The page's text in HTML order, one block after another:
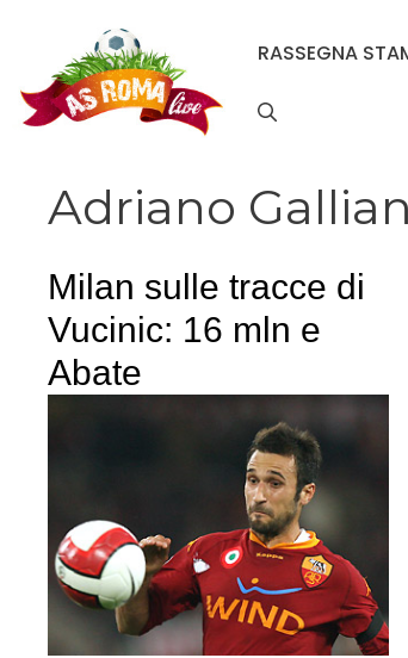
contenuto
RASSEGNA
Adriano
Milan sulle tracce di
Vucinic: 16 mln e
Abate